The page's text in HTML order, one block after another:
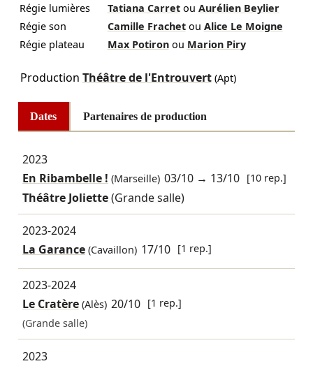
Régie lumières
Tatiana Carret ou Aurélien Beylier
Régie son
Camille Frachet ou Alice Le Moigne
Régie plateau
Max Potiron ou Marion Piry
Production Théâtre de l'Entrouvert(Apt)
Dates Partenaires de production
2023
En Ribambelle ! (Marseille) 03/10 → 13/10 [10 rep.]
Théâtre Joliette(Grande salle)
2023-2024
La Garance(Cavaillon) 17/10 [1 rep.]
2023-2024
Le Cratère(Alès) 20/10 [1 rep.]
(Grande salle)
2023